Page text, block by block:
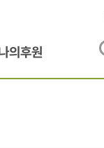
의후원